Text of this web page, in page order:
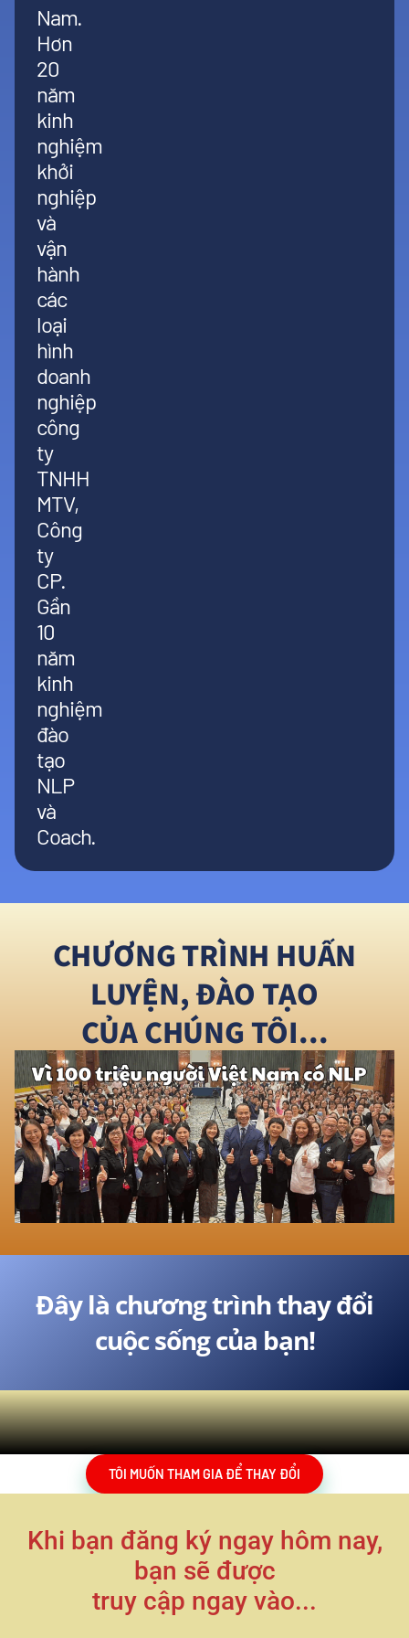
Nam.
Hơn
20
năm
kinh
nghiệm
khởi
nghiệp
và
vận
hành
các
loại
hình
doanh
nghiệp
công
ty
TNHH
MTV,
Công
ty
CP.
Gần
10
năm
kinh
nghiệm
đào
tạo
NLP
và
Coach.
CHƯƠNG TRÌNH HUẤN
LUYỆN, ĐÀO TẠO
CỦA CHÚNG TÔI...
Đây là chương trình thay đổi
cuộc sống của bạn!
TÔI MUỐN THAM GIA ĐỂ THAY ĐỔI
Khi bạn đăng ký ngay hôm nay,
bạn sẽ được
truy cập ngay vào...